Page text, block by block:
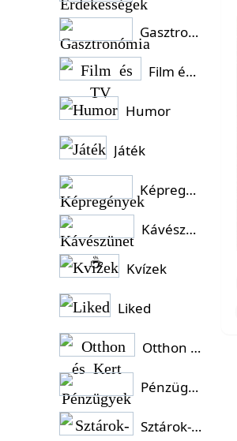
Gasztronómia
Film és TV
Humor
Játék
Képregények
Kávészünet ☕
Kvízek
Liked
Otthon és Kert
Pénzügyek
Sztárok-celebek